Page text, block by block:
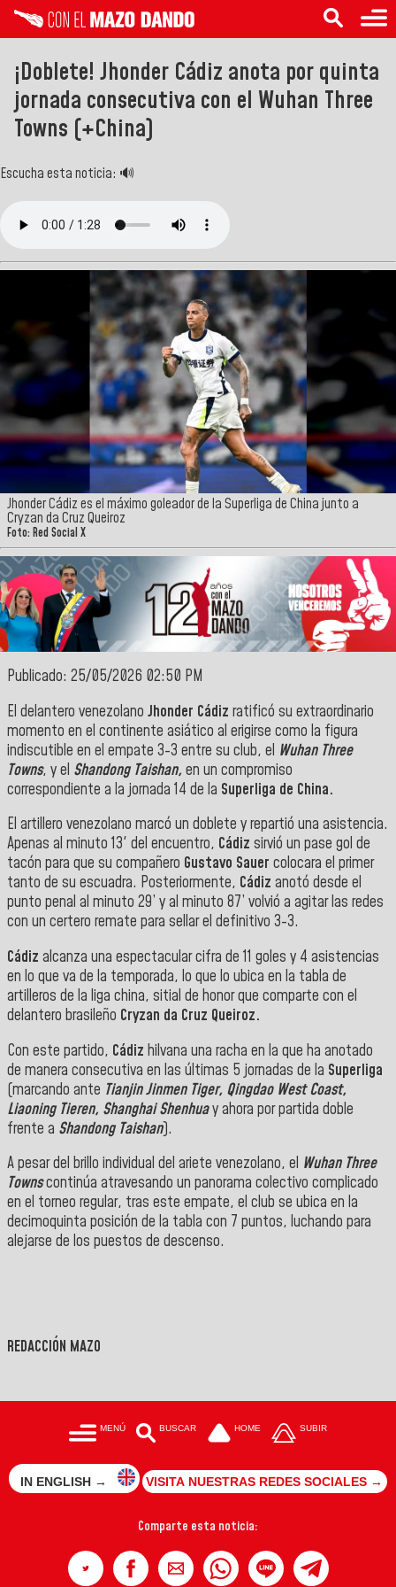
¡Doblete! Jhonder Cádiz anota por quinta
jornada consecutiva con el Wuhan Three
Towns (+China)
Escucha esta noticia: 🔊
Jhonder Cádiz es el máximo goleador de la Superliga de China junto a
Cryzan da Cruz Queiroz
Foto: Red Social X
Publicado: 25/05/2026 02:50 PM
El delantero venezolano Jhonder Cádiz ratificó su extraordinario
momento en el continente asiático al erigirse como la figura
indiscutible en el empate 3-3 entre su club, el Wuhan Three
Towns, y el Shandong Taishan, en un compromiso
correspondiente a la jornada 14 de la Superliga de China.
El artillero venezolano marcó un doblete y repartió una asistencia.
Apenas al minuto 13' del encuentro, Cádiz sirvió un pase gol de
tacón para que su compañero Gustavo Sauer colocara el primer
tanto de su escuadra. Posteriormente, Cádiz anotó desde el
punto penal al minuto 29’ y al minuto 87’ volvió a agitar las redes
con un certero remate para sellar el definitivo 3-3.
Cádiz alcanza una espectacular cifra de 11 goles y 4 asistencias
en lo que va de la temporada, lo que lo ubica en la tabla de
artilleros de la liga china, sitial de honor que comparte con el
delantero brasileño Cryzan da Cruz Queiroz.
Con este partido, Cádiz hilvana una racha en la que ha anotado
de manera consecutiva en las últimas 5 jornadas de la Superliga
(marcando ante Tianjin Jinmen Tiger, Qingdao West Coast,
Liaoning Tieren, Shanghai Shenhuay ahora por partida doble
frente a Shandong Taishan).
A pesar del brillo individual del ariete venezolano, el Wuhan Three
Townscontinúa atravesando un panorama colectivo complicado
en el torneo regular, tras este empate, el club se ubica en la
decimoquinta posición de la tabla con 7 puntos, luchando para
alejarse de los puestos de descenso.
REDACCIÓN MAZO
MENÚ BUSCAR HOME SUBIR
IN ENGLISH → VISITA NUESTRAS REDES SOCIALES →
Comparte esta noticia: